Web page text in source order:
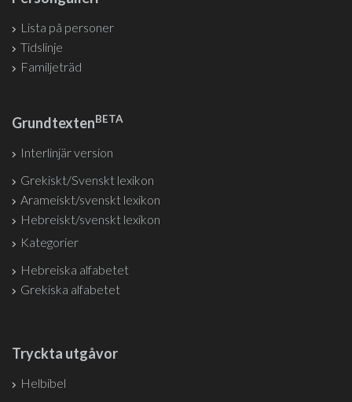
Lista på personer
Tidslinje
Familjeträd
GrundtextenBETA
Interlinjär version
Grekiskt/Svenskt lexikon
Arameiskt/svenskt lexikon
Hebreiskt/svenskt lexikon
Kategorier
Hebreiska alfabetet
Grekiska alfabetet
Tryckta utgåvor
Helbibel